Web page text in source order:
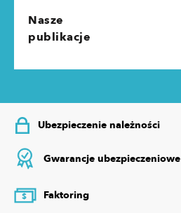
Nasze
publikacje
Ubezpieczenie należności
Gwarancje ubezpieczeniowe
$ Faktoring